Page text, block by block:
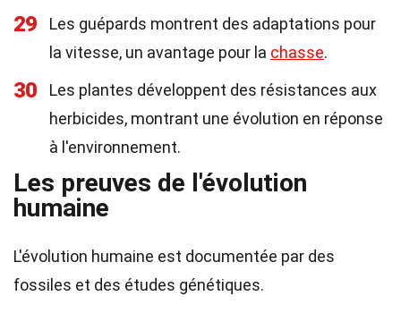
29
Les guépards montrent des adaptations pour
la vitesse, un avantage pour la chasse.
30
Les plantes développent des résistances aux
herbicides, montrant une évolution en réponse
à l'environnement.
Les preuves de l'évolution
humaine
L'évolution humaine est documentée par des
fossiles et des études génétiques.